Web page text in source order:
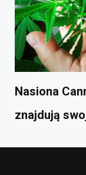
Nasiona
znajdują